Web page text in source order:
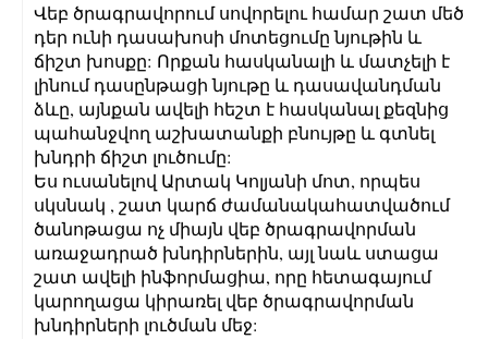
Վեբ ծրագրավորում սովորելու համար շատ մեծ
դեր ունի դասախոսի մոտեցումը նյութին և
ճիշտ խոսքը: Որքան հասկանալի և մատչելի է
լինում դասընթացի նյութը և դասավանդման
ձևը, այնքան ավելի հեշտ է հասկանալ քեզնից
պահանջվող աշխատանքի բնույթը և գտնել
խնդրի ճիշտ լուծումը:
Ես ուսանելով Արտակ Կոլյանի մոտ, որպես
սկսնակ , շատ կարճ ժամանակահատվածում
ծանոթացա ոչ միայն վեբ ծրագրավորման
առաջադրած խնդիրներին, այլ նաև ստացա
շատ ավելի ինֆորմացիա, որը հետագայում
կարողացա կիրառել վեբ ծրագրավորման
խնդիրների լուծման մեջ: